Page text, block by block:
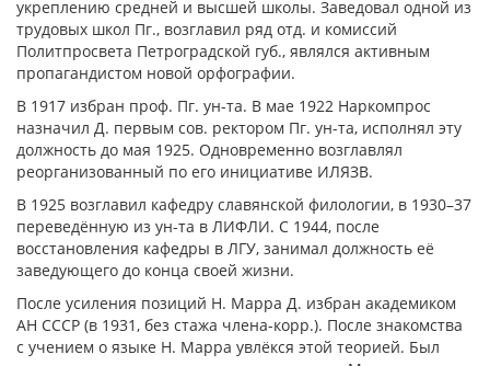
укреплению средней и высшей школы. Заведовал одной из
трудовых школ Пг., возглавил ряд отд. и комиссий
Политпросвета Петроградской губ., являлся активным
пропагандистом новой орфографии.
В 1917 избран проф. Пг. ун-та. В мае 1922 Наркомпрос
назначил Д. первым сов. ректором Пг. ун-та, исполнял эту
должность до мая 1925. Одновременно возглавлял
реорганизованный по его инициативе ИЛЯЗВ.
В 1925 возглавил кафедру славянской филологии, в 1930–37
переведённую из ун-та в ЛИФЛИ. С 1944, после
восстановления кафедры в ЛГУ, занимал должность её
заведующего до конца своей жизни.
После усиления позиций Н. Марра Д. избран академиком
АН СССР (в 1931, без стажа члена-корр.). После знакомства
с учением о языке Н. Марра увлёкся этой теорией. Был